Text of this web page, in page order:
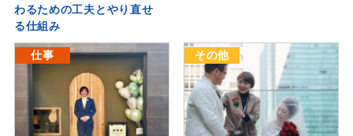
わるための工夫とやり直せ
る仕組み
仕事 その他